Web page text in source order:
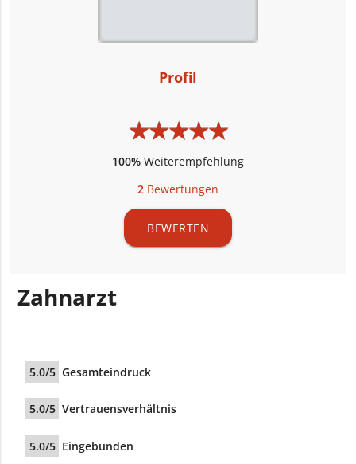
Profil
★★★★★
★★★★★
100% Weiterempfehlung
2 Bewertungen
BEWERTEN
Zahnarzt
5.0/5 Gesamteindruck
5.0/5 Vertrauensverhältnis
5.0/5 Eingebunden